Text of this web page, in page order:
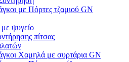
με Πόρτες τζαμιού GN
ψυγείο
πίτσας
Χαμηλά με συρτάρια GN